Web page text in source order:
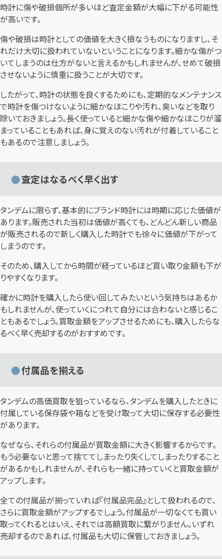
時計に傷や破損個所が多いほど査定金額が大幅に下がる可能性
が高いです。
傷や破損は時計としての価値を大きく損なうものになりますし、そ
れだけ大切に扱われていないということになります。細かな傷がつ
いてしまうのは仕方がないと言えるかもしれませんが、せめて破損
させないように慎重に扱うことが大切です。
したがって、時計の状態を良くするためにも、定期的なメンテナンス
で時計を傷つけないように細かなほこりや汚れ、臭いなどを取り
除いておきましょう。長く使っていると細かな傷や細かなほこりが溜
まっていることもあれば、身に覚えのない汚れが付着していること
もあるので注意しましょう。
査定はなるべく早く出す
タンデムに限らず、基本的にブランド時計には時期に応じた価値が
あります。販売された当初は価値が高くても、どんどん新しい商品
が販売されるので新しく購入した時計でも徐々に価値が下がって
しまうのです。
そのため、購入してから時間が経っているほど買い取り金額も下が
りやすくなります。
確かに時計を購入したら使い回してみたいという気持ちはあるか
もしれませんが、使っていくにつれて自分には合わないと感じるこ
ともあるでしょう。買取金額をアップさせるためにも、購入したらな
るべく早く売却するのがおすすめです。
付属品を揃える
タンデムの高価買取を狙っているなら、タンデムを購入したときに
付属している保存袋や箱などを受け取って大切に保存する必要性
があります。
なぜなら、それらの付属品が買取金額に大きく影響するからです。
もう必要ないと思って捨ててしまったり失くしてしまったりすること
があるかもしれませんが、それらも一緒に持っていくと買取金額が
アップします。
全ての付属品が揃っていれば『付属品完品』として扱われるので、
さらに買取金額がアップするでしょう。付属品が一切なくても買い
取ってくれるとはいえ、それでは高額買取に繋がりません。いずれ
売却するのであれば、付属品も大切に保管しておきましょう。